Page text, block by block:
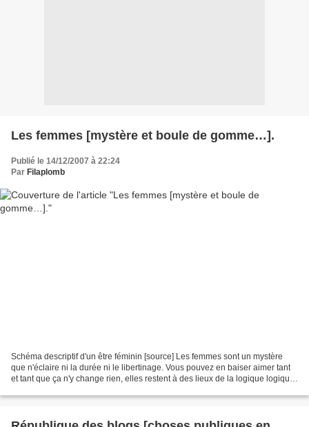
Les femmes [mystère et boule de gomme…].
Publié le 14/12/2007 à 22:24
Par Filaplomb
Schéma descriptif d'un être féminin [source] Les femmes sont un mystère
que n'éclaire ni la durée ni le libertinage. Vous pouvez en baiser aimer tant
et tant que ça n'y change rien, elles restent à des lieux de la logique logique.